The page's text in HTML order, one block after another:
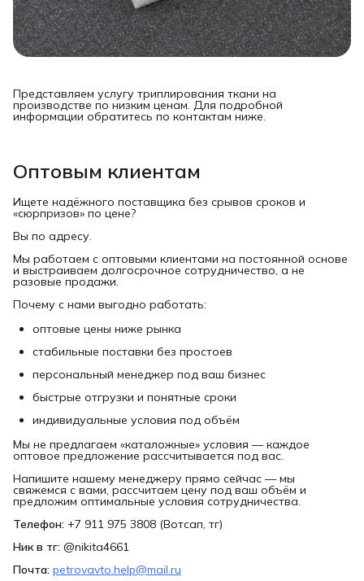
Представляем услугу триплирования ткани на
производстве по низким ценам. Для подробной
информации обратитесь по контактам ниже.
Оптовым клиентам
Ищете надёжного поставщика без срывов сроков и
«сюрпризов» по цене?
Вы по адресу.
Мы работаем с оптовыми клиентами на постоянной основе
и выстраиваем долгосрочное сотрудничество, а не
разовые продажи.
Почему с нами выгодно работать:
оптовые цены ниже рынка
стабильные поставки без простоев
персональный менеджер под ваш бизнес
быстрые отгрузки и понятные сроки
индивидуальные условия под объём
Мы не предлагаем «каталожные» условия — каждое
оптовое предложение рассчитывается под вас.
Напишите нашему менеджеру прямо сейчас — мы
свяжемся с вами, рассчитаем цену под ваш объём и
предложим оптимальные условия сотрудничества.
Телефон: +7 911 975 3808 (Вотсап, тг)
Ник в тг: @nikita4661
Почта: petrovavto.help@mail.ru